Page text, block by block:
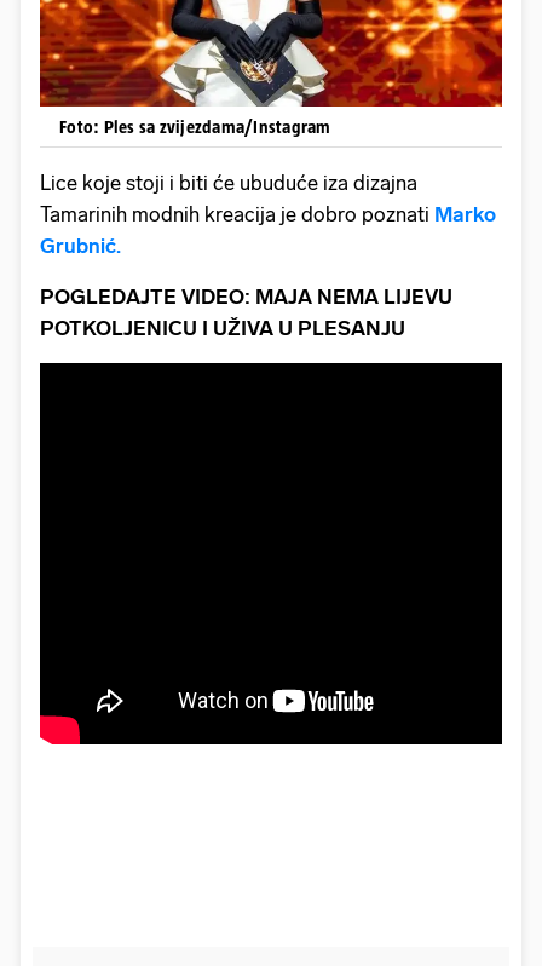
Foto: Ples sa zvijezdama/Instagram
Lice koje stoji i biti će ubuduće iza dizajna
Tamarinih modnih kreacija je dobro poznati Marko
Grubnić.
POGLEDAJTE VIDEO: MAJA NEMA LIJEVU
POTKOLJENICU I UŽIVA U PLESANJU